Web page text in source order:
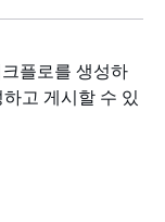
플로를 생성하
고 게시할 수 있